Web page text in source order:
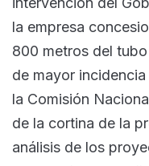
la empresa
800 metros del
de mayor
la Comisión
de la cortina de la
análisis de los